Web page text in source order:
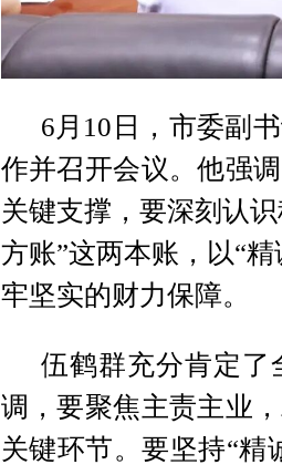
6月10日，市委副
作并召开会议。他强
关键支撑，要深刻认
方账”这两本账，以“
牢坚实的财力保障。
伍鹤群充分肯定了
调，要聚焦主责主业
关键环节。要坚持“精